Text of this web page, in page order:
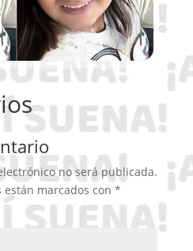
no será publicada.
están marcados con *